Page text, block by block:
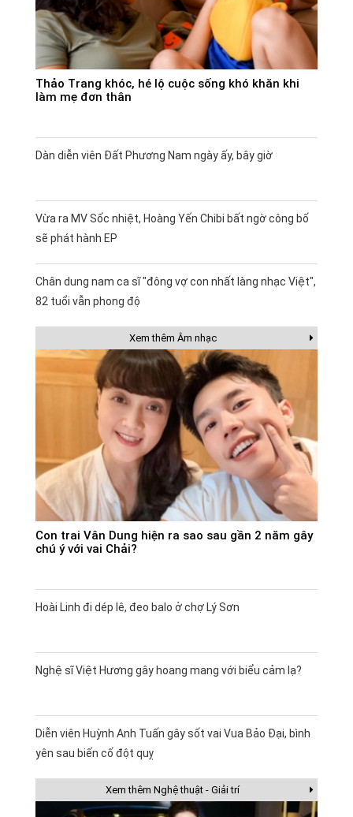
Thảo Trang khóc, hé lộ cuộc sống khó khăn khi
làm mẹ đơn thân
Dàn diễn viên Đất Phương Nam ngày ấy, bây giờ
Vừa ra MV Sốc nhiệt, Hoàng Yến Chibi bất ngờ công bố
sẽ phát hành EP
Chân dung nam ca sĩ "đông vợ con nhất làng nhạc Việt",
82 tuổi vẫn phong độ
Xem thêm Âm nhạc
Con trai Vân Dung hiện ra sao sau gần 2 năm gây
chú ý với vai Chải?
Hoài Linh đi dép lê, đeo balo ở chợ Lý Sơn
Nghệ sĩ Việt Hương gây hoang mang với biểu cảm lạ?
Diễn viên Huỳnh Anh Tuấn gây sốt vai Vua Bảo Đại, bình
yên sau biến cố đột quỵ
Xem thêm Nghệ thuật - Giải trí